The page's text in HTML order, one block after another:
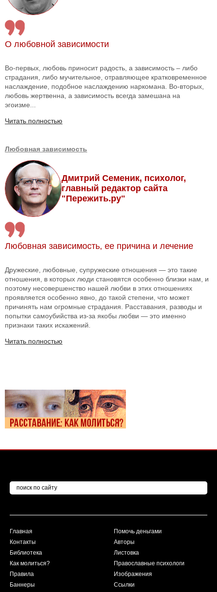
О любовной зависимости
Во-первых, любовь приносит радость, а зависимость – либо
страдания, либо мучительное, отравляющее кратковременное
наслаждение, подобное наслаждению наркомана. Во-вторых,
любовь жертвенна, а зависимость всегда замешана на
эгоизме...
Читать полностью
Любовная зависимость
Дмитрий Семеник, психолог,
главный редактор сайта
"Пережить.ру"
Любовная зависимость, ее причина и лечение
Дружеские, любовные, супружеские отношения — это такие
отношения, в которых люди становятся особенно близки нам, и
поэтому несовершенство нашей любви в этих отношениях
проявляется особенно явно, до такой степени, что может
причинять нам огромные страдания. Расставания, разводы и
попытки самоубийства из-за якобы любви — это именно
признаки таких искажений.
Читать полностью
Главная
Контакты
Библиотека
Как молиться?
Правила
Баннеры
Помочь деньгами
Авторы
Листовка
Православные психологи
Изображения
Ссылки